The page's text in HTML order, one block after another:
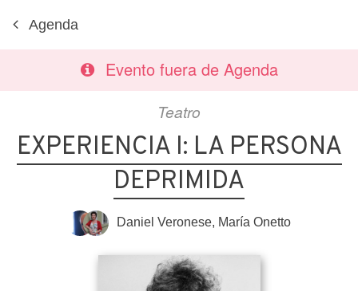
Agenda
Evento fuera de Agenda
Teatro
EXPERIENCIA I: LA PERSONA
DEPRIMIDA
Daniel Veronese, María Onetto